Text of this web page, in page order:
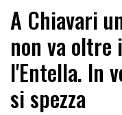
A Chiavari
non va
l'Entella. In
si spezza